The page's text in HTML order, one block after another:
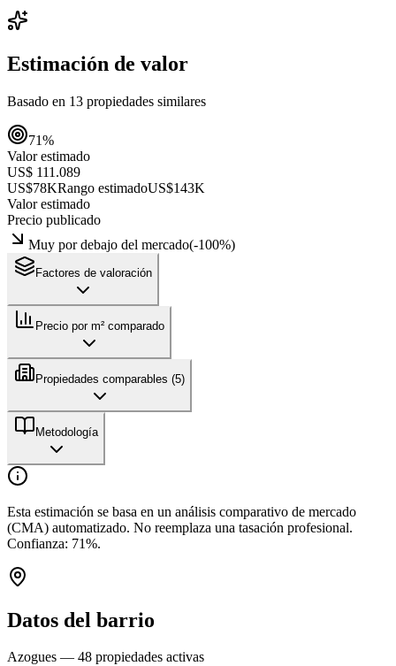
Estimación de valor
Basado en 13 propiedades similares
71%
Valor estimado
US$ 111.089
US$78KRango estimadoUS$143K
Valor estimado
Precio publicado
Muy por debajo del mercado(-100%)
Factores de valoración
Precio por m² comparado
Propiedades comparables (5)
Metodología
Esta estimación se basa en un análisis comparativo de mercado
(CMA) automatizado. No reemplaza una tasación profesional.
Confianza: 71%.
Datos del barrio
Azogues — 48 propiedades activas